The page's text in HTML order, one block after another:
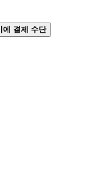
에 결제 수단